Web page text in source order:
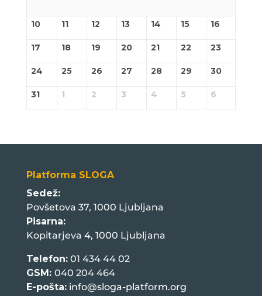
10 11 12 13 14 15 16
17 18 19 20 21 22 23
24 25 26 27 28 29 30
31 1 2 3 4 5 6
Platforma SLOGA
Sedež:
Povšetova 37, 1000 Ljubljana
Pisarna:
Kopitarjeva 4, 1000 Ljubljana
Telefon:01 434 44 02
GSM: 040 204 464
E-pošta: info@sloga-platform.org